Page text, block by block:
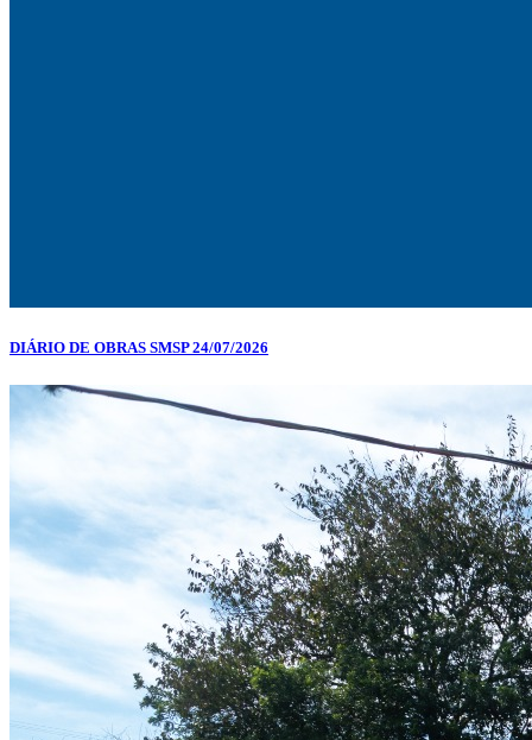
DIÁRIO DE OBRAS SMSP 24/07/2026